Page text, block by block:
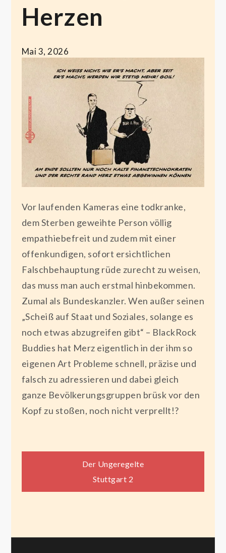
Herzen
Mai 3, 2026
Vor laufenden Kameras eine todkranke,
dem Sterben geweihte Person völlig
empathiebefreit und zudem mit einer
offenkundigen, sofort ersichtlichen
Falschbehauptung rüde zurecht zu weisen,
das muss man auch erstmal hinbekommen.
Zumal als Bundeskanzler. Wen außer seinen
„Scheiß auf Staat und Soziales, solange es
noch etwas abzugreifen gibt“ – BlackRock
Buddies hat Merz eigentlich in der ihm so
eigenen Art Probleme schnell, präzise und
falsch zu adressieren und dabei gleich
ganze Bevölkerungsgruppen brüsk vor den
Kopf zu stoßen, noch nicht verprellt!?
Beitragsnavigation
Der Ungeregelte
Stuttgart 2